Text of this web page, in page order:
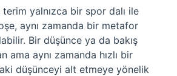
yalnızca bir spor dalı ile
aynı zamanda bir metafor
Bir düşünce ya da bakış
ama aynı zamanda hızlı bir
düşünceyi alt etmeye yönelik